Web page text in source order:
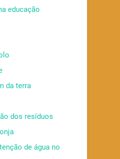
educação
da terra
dos resíduos
de água no